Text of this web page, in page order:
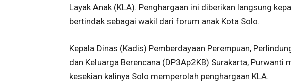
Layak Anak (KLA). Penghargaan ini diberikan langsung
bertindak sebagai wakil dari forum anak Kota Solo.
Kepala Dinas (Kadis) Pemberdayaan Perempuan,
dan Keluarga Berencana (DP3Ap2KB) Surakarta, Purwanti
kesekian kalinya Solo memperolah penghargaan KLA.